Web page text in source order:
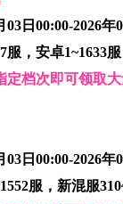
03日00:00-2026年
服，安卓1~1633
定档次即可领取
03日00:00-2026年
服，新混服